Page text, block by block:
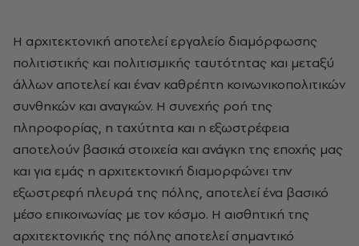
Η αρχιτεκτονική αποτελεί εργαλείο διαμόρφωσης
πολιτιστικής και πολιτισμικής ταυτότητας και μεταξύ
άλλων αποτελεί και έναν καθρέπτη κοινωνικοπολιτικών
συνθηκών και αναγκών. Η συνεχής ροή της
πληροφορίας, η ταχύτητα και η εξωστρέφεια
αποτελούν βασικά στοιχεία και ανάγκη της εποχής μας
και για εμάς η αρχιτεκτονική διαμορφώνει την
εξωστρεφή πλευρά της πόλης, αποτελεί ένα βασικό
μέσο επικοινωνίας με τον κόσμο. Η αισθητική της
αρχιτεκτονικής της πόλης αποτελεί σημαντικό